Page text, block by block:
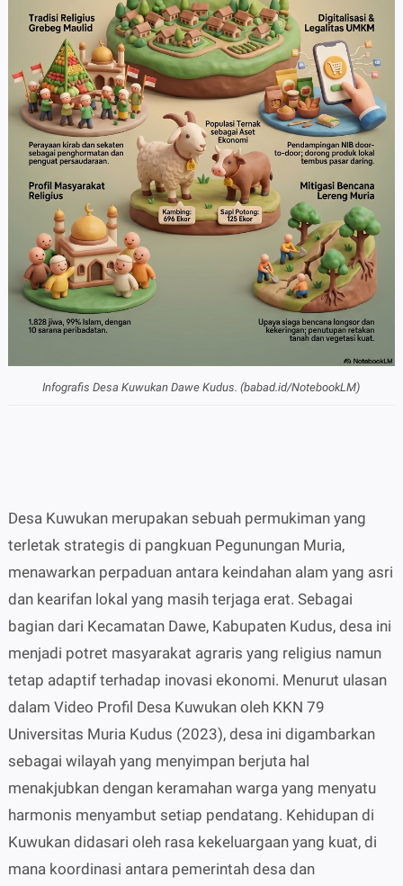
Infografis Desa Kuwukan Dawe Kudus. (babad.id/NotebookLM)
Desa Kuwukan merupakan sebuah permukiman yang
terletak strategis di pangkuan Pegunungan Muria,
menawarkan perpaduan antara keindahan alam yang asri
dan kearifan lokal yang masih terjaga erat. Sebagai
bagian dari Kecamatan Dawe, Kabupaten Kudus, desa ini
menjadi potret masyarakat agraris yang religius namun
tetap adaptif terhadap inovasi ekonomi. Menurut ulasan
dalam Video Profil Desa Kuwukan oleh KKN 79
Universitas Muria Kudus (2023), desa ini digambarkan
sebagai wilayah yang menyimpan berjuta hal
menakjubkan dengan keramahan warga yang menyatu
harmonis menyambut setiap pendatang. Kehidupan di
Kuwukan didasari oleh rasa kekeluargaan yang kuat, di
mana koordinasi antara pemerintah desa dan